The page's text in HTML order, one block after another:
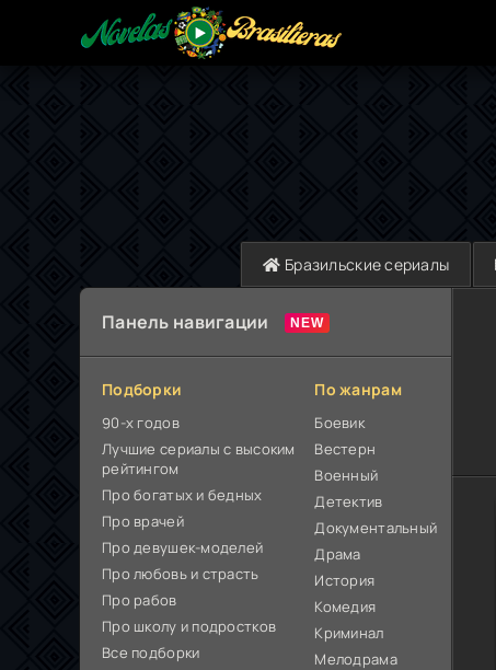
Бразильские сериалы
Панель навигации
Подборки
90-х годов
Лучшие сериалы с высоким
рейтингом
Про богатых и бедных
Про врачей
Про девушек-моделей
Про любовь и страсть
Про рабов
Про школу и подростков
Все подборки
По жанрам
Боевик
Вестерн
Военный
Детектив
Документальный
Драма
История
Комедия
Криминал
Мелодрама